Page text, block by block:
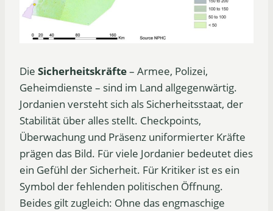
Die Sicherheitskräfte– Armee, Polizei,
Geheimdienste – sind im Land allgegenwärtig.
Jordanien versteht sich als Sicherheitsstaat, der
Stabilität über alles stellt. Checkpoints,
Überwachung und Präsenz uniformierter Kräfte
prägen das Bild. Für viele Jordanier bedeutet dies
ein Gefühl der Sicherheit. Für Kritiker ist es ein
Symbol der fehlenden politischen Öffnung.
Beides gilt zugleich: Ohne das engmaschige